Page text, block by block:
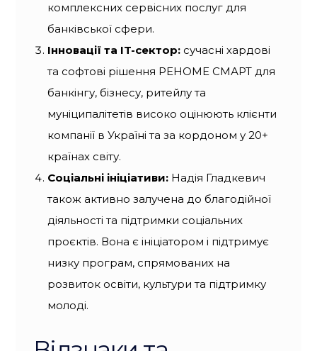
комплексних сервісних послуг для
банківської сфери.
Інновації та IT-сектор: сучасні хардові
та софтові рішення РЕНОМЕ СМАРТ для
банкінгу, бізнесу, ритейлу та
муніципалітетів високо оцінюють клієнти
компанії в Україні та за кордоном у 20+
країнах світу.
Соціальні ініціативи:Надія Гладкевич
також активно залучена до благодійної
діяльності та підтримки соціальних
проєктів. Вона є ініціатором і підтримує
низку програм, спрямованих на
розвиток освіти, культури та підтримку
молоді.